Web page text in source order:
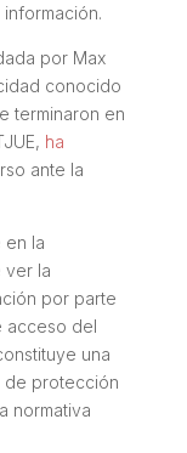
por Max
conocido
terminaron en
ha
ante la
en la
ver la
por parte
acceso del
una
de protección
normativa